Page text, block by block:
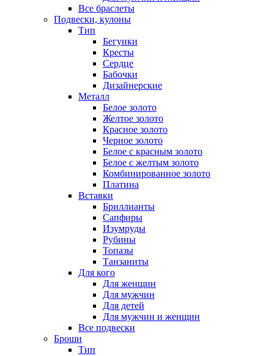
Все браслеты
Подвески, кулоны
Тип
Бегунки
Кресты
Сердце
Бабочки
Дизайнерские
Металл
Белое золото
Желтое золото
Красное золото
Черное золото
Белое с красным золото
Белое с желтым золото
Комбинированное золото
Платина
Вставки
Бриллианты
Сапфиры
Изумруды
Рубины
Топазы
Танзаниты
Для кого
Для женщин
Для мужчин
Для детей
Для мужчин и женщин
Все подвески
Броши
Тип